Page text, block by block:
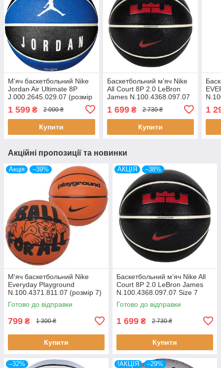
М'яч баскетбольний Nike
Jordan Air Ultimate 8P
J.000.2645.029.07 (розмір
1 599 ₴ 2 000 ₴
Купити
Баскетбольний м’яч Nike
All Court 8P 2.0 LeBron
James N.100.4368.097.07
Size 7 чорний з логотипом
LeBron James
1 699₴ 2 730 ₴
Купити
1
Акційні пропозиції та новинки
Акція –39%
М'яч баскетбольний Nike
Everyday Playground
N.100.4371.811.07 (розмір 7)
Готово до відправки
799 ₴ 1 300 ₴
Купити
АКЦІЯ –38%
Баскетбольний м’яч Nike All
Court 8P 2.0 LeBron James
N.100.4368.097.07 Size 7
чорний з логотипом LeBron
James
Готово до відправки
1 699 ₴ 2 730 ₴
Купити
–32% !АКЦІЯ –29%